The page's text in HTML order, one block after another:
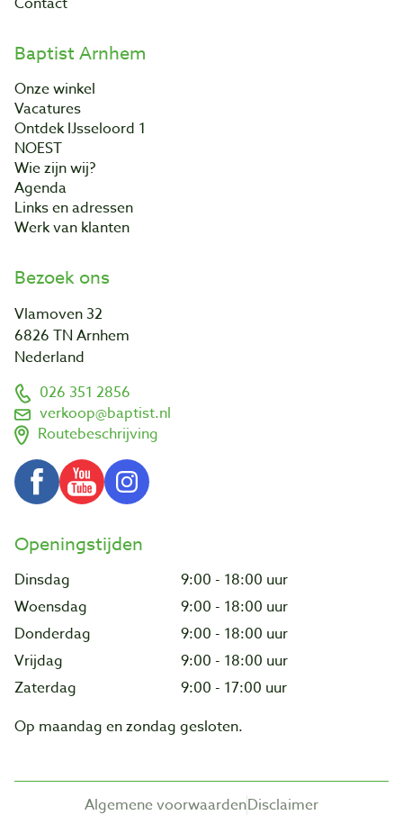
Baptist Arnhem
Onze winkel
Vacatures
Ontdek IJsseloord 1
NOEST
Wie zijn wij?
Agenda
Links en adressen
Werk van klanten
Bezoek ons
Vlamoven 32
6826 TN Arnhem
Nederland
026 351 2856
verkoop@baptist.nl
Routebeschrijving
Openingstijden
Dinsdag
9:00 - 18:00 uur
Woensdag
9:00 - 18:00 uur
Donderdag
9:00 - 18:00 uur
Vrijdag
9:00 - 18:00 uur
Zaterdag
9:00 - 17:00 uur
Op maandag en zondag gesloten.
Algemene voorwaardenDisclaimer